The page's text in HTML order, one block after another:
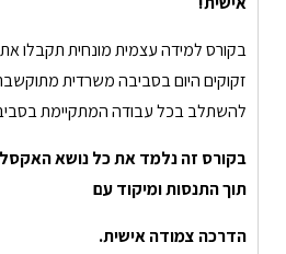
בקורס למידה עצמית מונחית תקבלו
זקוקים היום בסביבה משרדית
להשתלב בכל עבודה המתקיימת
בקורס זה נלמד את כל נושא האקסל
תוךהתנסות ומיקוד עם
הדרכה צמודה אישית.